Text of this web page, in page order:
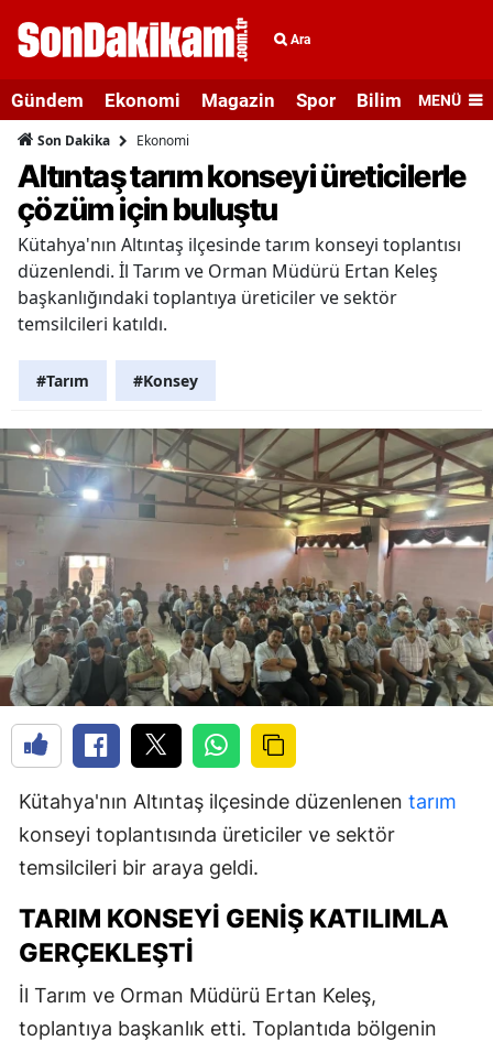
Ara
Gündem Ekonomi Magazin Spor Bilim veMENÜ
Son Dakika Ekonomi
Altıntaş tarım konseyi üreticilerle
çözüm için buluştu
Kütahya'nın Altıntaş ilçesinde tarım konseyi toplantısı
düzenlendi. İl Tarım ve Orman Müdürü Ertan Keleş
başkanlığındaki toplantıya üreticiler ve sektör
temsilcileri katıldı.
#Tarım #Konsey
Kütahya'nın Altıntaş ilçesinde düzenlenen tarım
konseyi toplantısında üreticiler ve sektör
temsilcileri bir araya geldi.
TARIM KONSEYI GENIŞ KATILIMLA
GERÇEKLEŞTI
İl Tarım ve Orman Müdürü Ertan Keleş,
toplantıya başkanlık etti. Toplantıda bölgenin